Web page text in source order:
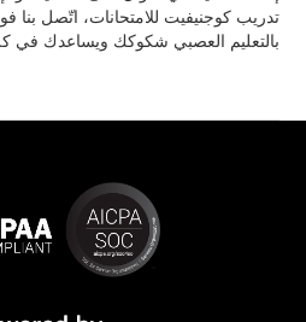
تدريب كوجنيفيت للامتحانات، اتّصل بنا
بالتعليم العصبي شكوكك ويساعدك في كلّ